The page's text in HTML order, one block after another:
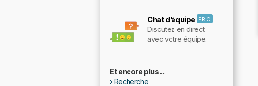
Chat d’équipe PRO
Discutez en direct
avec votre équipe.
Et encore plus...
Recherche